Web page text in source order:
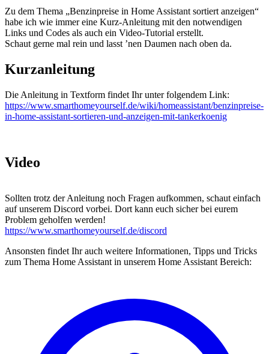
Zu dem Thema „Benzinpreise in Home Assistant sortiert anzeigen“
habe ich wie immer eine Kurz-Anleitung mit den notwendigen
Links und Codes als auch ein Video-Tutorial erstellt.
Schaut gerne mal rein und lasst ’nen Daumen nach oben da.
Kurzanleitung
Die Anleitung in Textform findet Ihr unter folgendem Link:
https://www.smarthomeyourself.de/wiki/homeassistant/benzinpreise-
in-home-assistant-sortieren-und-anzeigen-mit-tankerkoenig
Video
Sollten trotz der Anleitung noch Fragen aufkommen, schaut einfach
auf unserem Discord vorbei. Dort kann euch sicher bei eurem
Problem geholfen werden!
https://www.smarthomeyourself.de/discord
Ansonsten findet Ihr auch weitere Informationen, Tipps und Tricks
zum Thema Home Assistant in unserem Home Assistant Bereich: